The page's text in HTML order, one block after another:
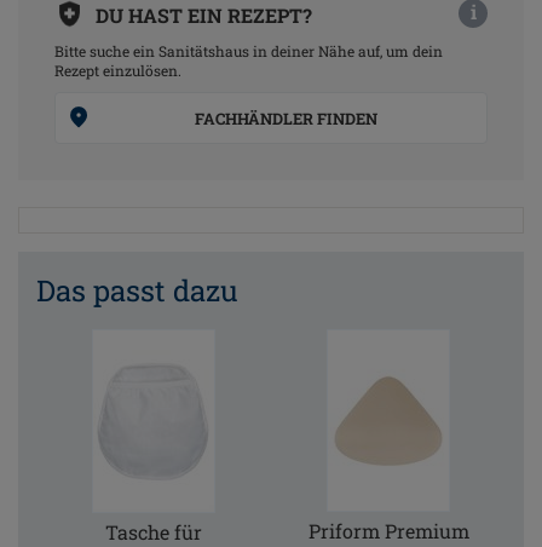
DU HAST EIN REZEPT? i
Bitte suche ein Sanitätshaus in deiner Nähe auf, um dein
Rezept einzulösen.
FACHHÄNDLER FINDEN
Das passt dazu
Tasche für
Priform Premium